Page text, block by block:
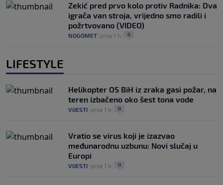
Zekić pred prvo kolo protiv Radnika: Dva
igrača van stroja, vrijedno smo radili i
požrtvovano (VIDEO)
NOGOMET prije 1 h 0
LIFESTYLE
Helikopter OS BiH iz zraka gasi požar, na
teren izbačeno oko šest tona vode
VIJESTI prije 1 h 0
Vratio se virus koji je izazvao
međunarodnu uzbunu: Novi slučaj u
Europi
VIJESTI prije 1 h 0